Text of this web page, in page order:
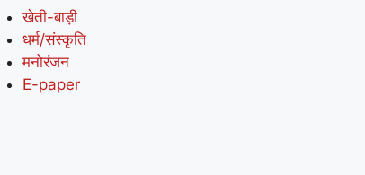
खेती-बाड़ी
धर्म/संस्कृति
मनोरंजन
E-paper